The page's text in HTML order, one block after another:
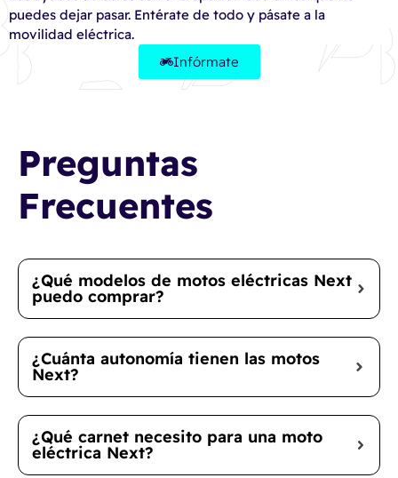
puedes dejar pasar. Entérate de todo y pásate a la
movilidad eléctrica.
Infórmate
Preguntas
Frecuentes
¿Qué modelos de motos eléctricas Next
puedo comprar?
¿Cuánta autonomía tienen las motos
Next?
¿Qué carnet necesito para una moto
eléctrica Next?